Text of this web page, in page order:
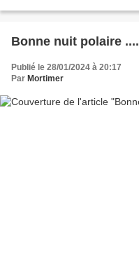
Bonne nuit polaire ....
Publié le 28/01/2024 à 20:17
Par Mortimer